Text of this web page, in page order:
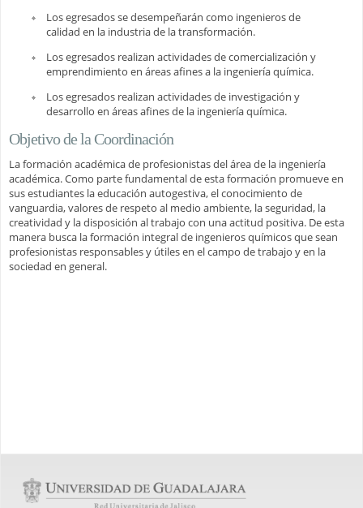
Los egresados se desempeñarán como ingenieros de
calidad en la industria de la transformación.
Los egresados realizan actividades de comercialización y
emprendimiento en áreas afines a la ingeniería química.
Los egresados realizan actividades de investigación y
desarrollo en áreas afines de la ingeniería química.
Objetivo de la Coordinación
La formación académica de profesionistas del área de la ingeniería
académica. Como parte fundamental de esta formación promueve en
sus estudiantes la educación autogestiva, el conocimiento de
vanguardia, valores de respeto al medio ambiente, la seguridad, la
creatividad y la disposición al trabajo con una actitud positiva. De esta
manera busca la formación integral de ingenieros químicos que sean
profesionistas responsables y útiles en el campo de trabajo y en la
sociedad en general.